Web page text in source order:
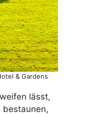
& Gardens
lässt,
bestaunen,